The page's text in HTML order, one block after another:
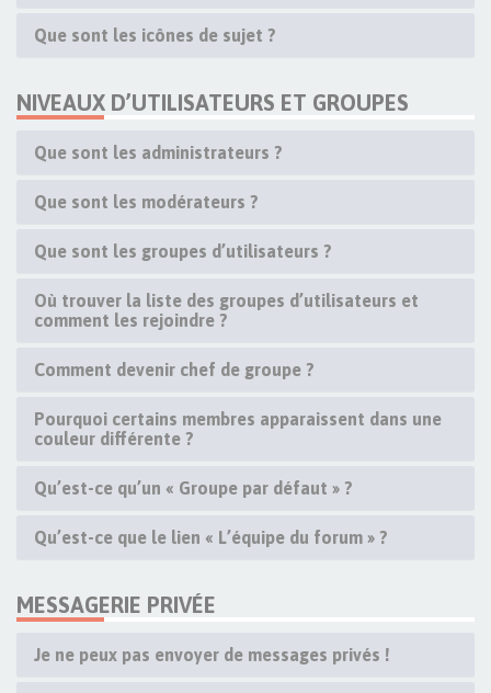
Que sont les icônes de sujet ?
NIVEAUX D’UTILISATEURS ET GROUPES
Que sont les administrateurs ?
Que sont les modérateurs ?
Que sont les groupes d’utilisateurs ?
Où trouver la liste des groupes d’utilisateurs et
comment les rejoindre ?
Comment devenir chef de groupe ?
Pourquoi certains membres apparaissent dans une
couleur différente ?
Qu’est-ce qu’un « Groupe par défaut » ?
Qu’est-ce que le lien « L’équipe du forum » ?
MESSAGERIE PRIVÉE
Je ne peux pas envoyer de messages privés !